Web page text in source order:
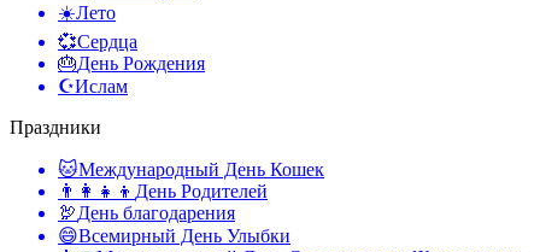
☀️Лето
💞Сердца
🎂День Рождения
☪️Ислам
Праздники
🐱Международный День Кошек
👨‍👩‍👧‍👦 День Родителей
🦃День благодарения
😄Всемирный День Улыбки